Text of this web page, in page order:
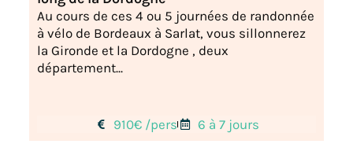
Au cours de ces 4 ou 5 journées de randonnée
à vélo de Bordeaux à Sarlat, vous sillonnerez
la Gironde et la Dordogne , deux
département...
910€ /pers 6 à 7 jours